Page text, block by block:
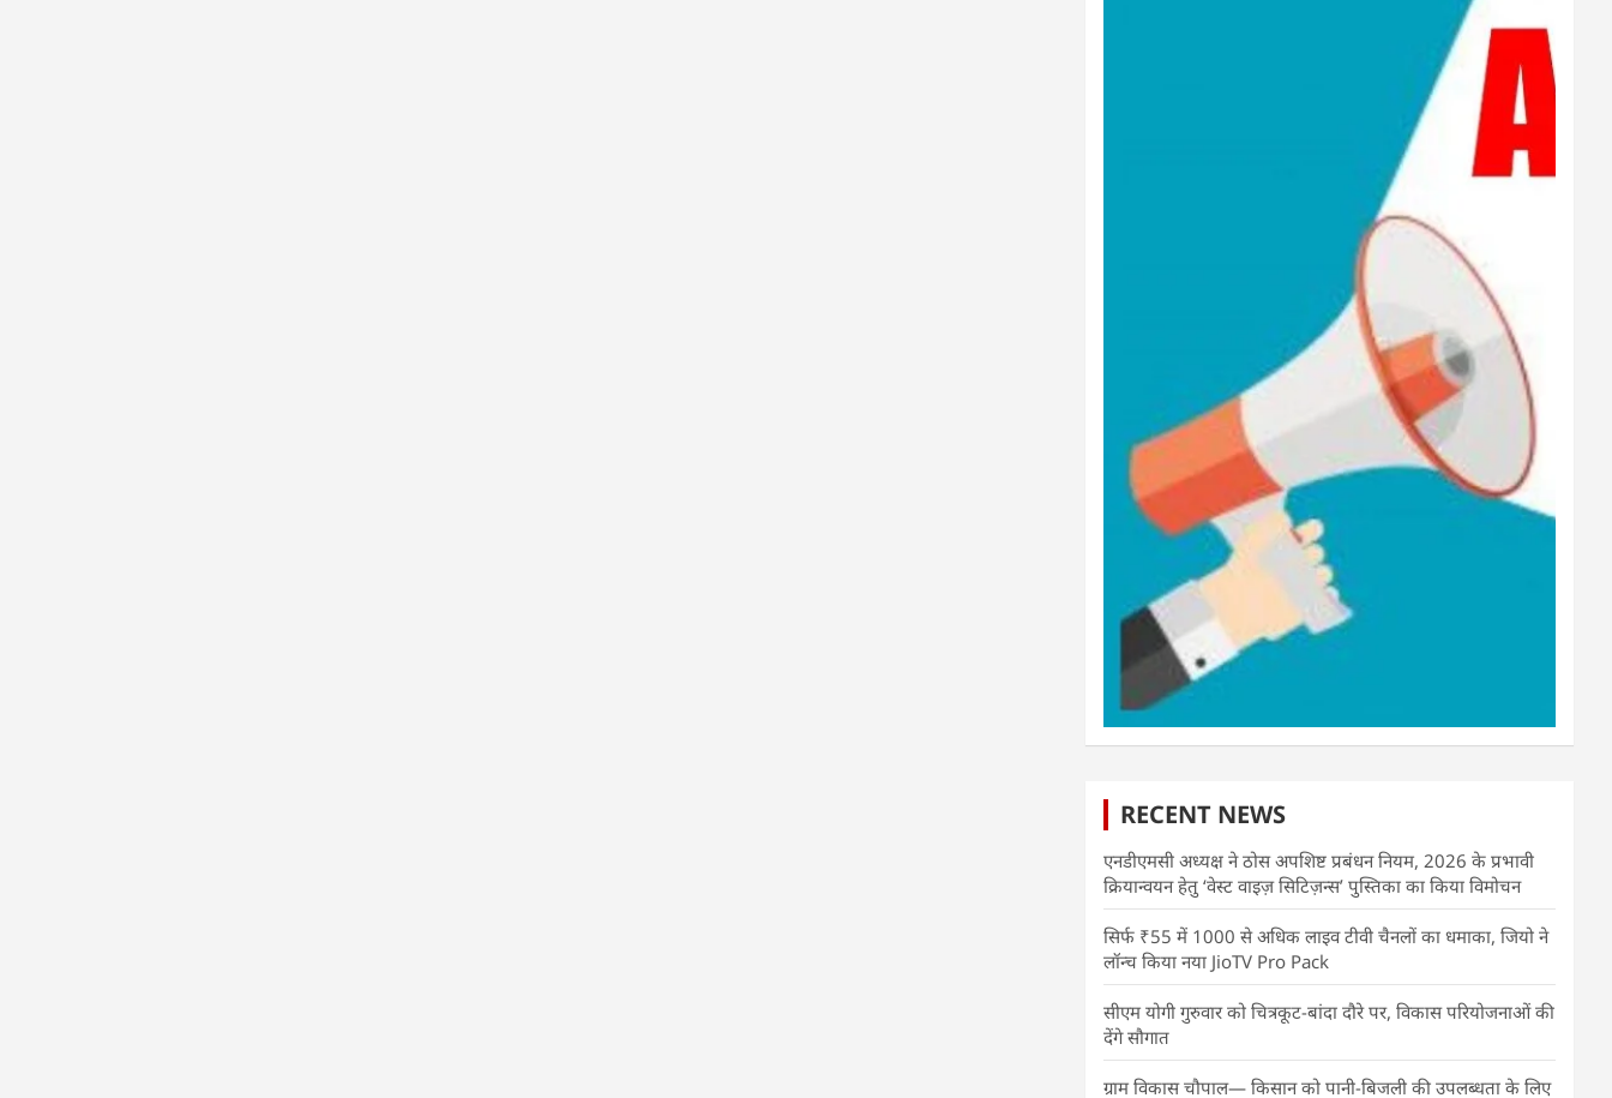
RECENT NEWS
एनडीएमसी अध्यक्ष ने ठोस अपशिष्ट प्रबंधन नियम, 2026 के प्रभावी
क्रियान्वयन हेतु ‘वेस्ट वाइज़ सिटिज़न्स’ पुस्तिका का किया विमोचन
सिर्फ ₹55 में 1000 से अधिक लाइव टीवी चैनलों का धमाका, जियो ने
लॉन्च किया नया JioTV Pro Pack
सीएम योगी गुरुवार को चित्रकूट-बांदा दौरे पर, विकास परियोजनाओं की
देंगे सौगात
ग्राम विकास चौपाल— किसान को पानी-बिजली की उपलब्धता के लिए